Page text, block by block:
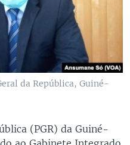
da República, Guiné-
(PGR) da Guiné-